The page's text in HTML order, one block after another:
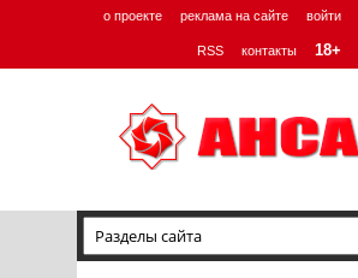
о проекте реклама на сайте войти
RSS контакты 18+